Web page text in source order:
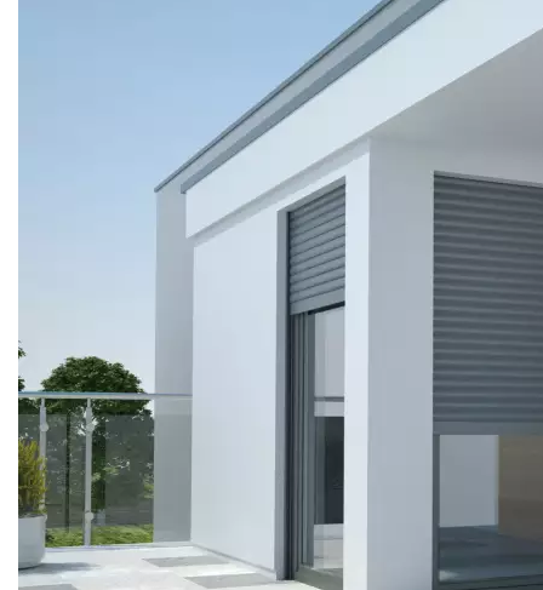
РОЛЬСТАВНИ